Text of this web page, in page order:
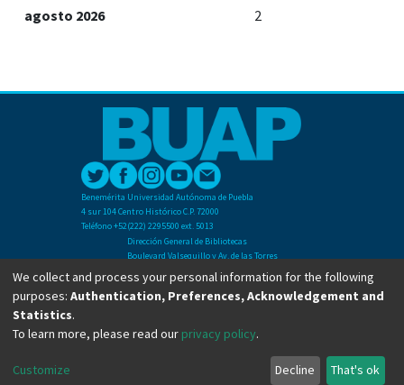
agosto 2026 2
Benemérita Universidad Autónoma de Puebla
4 sur 104 Centro Histórico C.P. 72000
Teléfono +52(222) 2295500 ext. 5013
Dirección General de Bibliotecas
Boulevard Valsequillo y Av. de las Torres
Ciudad Universitaria. Col. San Manuel
C.P. 72570
Teléfono +52 (222) 2295500 Ext 2901
Copyright © Dirección General de Bibliotecas - BUAP 2024. All right reserved.
We collect and process your personal information for the following
purposes: Authentication, Preferences, Acknowledgement and
Statistics.
To learn more, please read our privacy policy.
Customize Decline That's ok